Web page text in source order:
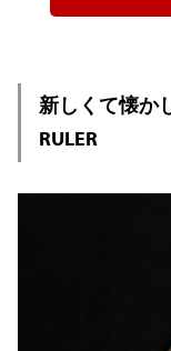
新しくて懐か
RULER